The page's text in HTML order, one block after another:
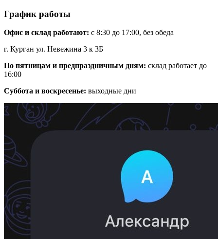
График работы
Офис и склад работают: с 8:30 до 17:00, без обеда
г. Курган ул. Невежина 3 к 3Б
По пятницам и предпраздничным дням: склад работает до
16:00
Суббота и воскресенье: выходные дни